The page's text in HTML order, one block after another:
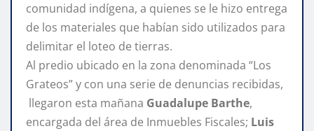
comunidad indígena, a quienes se le hizo entrega
de los materiales que habían sido utilizados para
delimitar el loteo de tierras.
Al predio ubicado en la zona denominada “Los
Grateos” y con una serie de denuncias recibidas,
llegaron esta mañana Guadalupe Barthe,
encargada del área de Inmuebles Fiscales; Luis